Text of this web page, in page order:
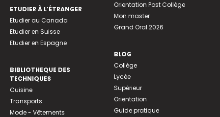
ETUDIER À L’ÉTRANGER
Etudier au Canada
Etudier en Suisse
Etudier en Espagne
BIBLIOTHEQUE DES
TECHNIQUES
Cuisine
Transports
Mode - Vêtements
Orientation Post Collège
Mon master
Grand Oral 2026
BLOG
Collège
Lycée
Supérieur
Orientation
Guide pratique